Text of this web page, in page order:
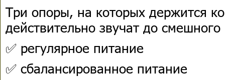
Три опоры, на которых держится
действительно звучат до смешного
✅ регулярное питание
✅ сбалансированное питание